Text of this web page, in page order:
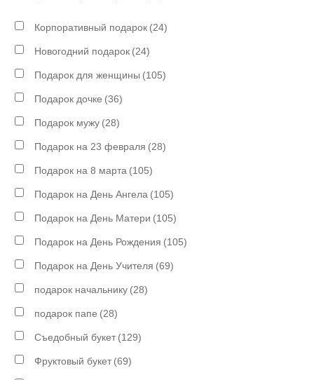
Корпоративный подарок (24)
Новогодний подарок (24)
Подарок для женщины (105)
Подарок дочке (36)
Подарок мужу (28)
Подарок на 23 февраля (28)
Подарок на 8 марта (105)
Подарок на День Ангела (105)
Подарок на День Матери (105)
Подарок на День Рождения (105)
Подарок на День Учителя (69)
подарок начальнику (28)
подарок папе (28)
Съедобный букет (129)
Фруктовый букет (69)